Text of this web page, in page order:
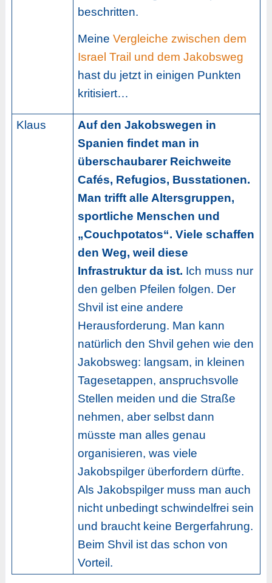
beschritten.
MeineVergleiche zwischen dem
Israel Trail und dem Jakobsweg
hast du jetzt in einigen Punkten
kritisiert…
Klaus
Auf den Jakobswegen in
Spanien findet man in
überschaubarer Reichweite
Cafés, Refugios, Busstationen.
Man trifft alle Altersgruppen,
sportliche Menschen und
„Couchpotatos“. Viele schaffen
den Weg, weil diese
Infrastruktur da ist. Ich muss nur
den gelben Pfeilen folgen. Der
Shvil ist eine andere
Herausforderung. Man kann
natürlich den Shvil gehen wie den
Jakobsweg: langsam, in kleinen
Tagesetappen, anspruchsvolle
Stellen meiden und die Straße
nehmen, aber selbst dann
müsste man alles genau
organisieren, was viele
Jakobspilger überfordern dürfte.
Als Jakobspilger muss man auch
nicht unbedingt schwindelfrei sein
und braucht keine Bergerfahrung.
Beim Shvil ist das schon von
Vorteil.